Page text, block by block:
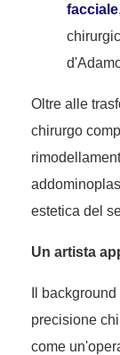
facciale
Oltre alle
chirurgo
estetica del
Un artista
Il
precisione
come